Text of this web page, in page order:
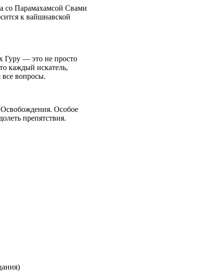
со Парамахамсой Свами
к вайшнавской
Гуру — это не просто
каждый искатель,
все вопросы.
Особое
препятствия.